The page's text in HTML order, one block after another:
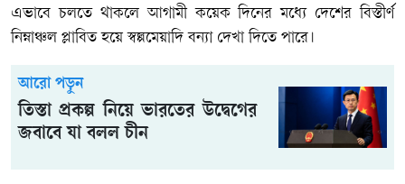
এভাবে চলতে থাকলে আগামী কয়েক দিনের মধ্যে দেশের বিস্তীর্ণ
নিম্নাঞ্চল প্লাবিত হয়ে স্বল্পমেয়াদি বন্যা দেখা দিতে পারে।
আরো পড়ুন
তিস্তা প্রকল্প নিয়ে ভারতের উদ্বেগের
জবাবে যা বলল চীন